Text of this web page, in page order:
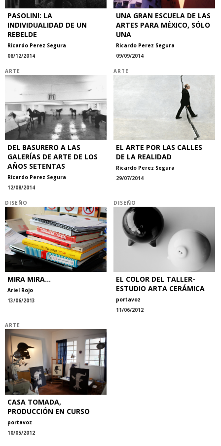
PASOLINI: LA
INDIVIDUALIDAD DE UN
REBELDE
Ricardo Perez Segura
08/12/2014
UNA GRAN ESCUELA DE LAS
ARTES PARA MÉXICO, SÓLO
UNA
Ricardo Perez Segura
09/09/2014
ARTE
DEL BASURERO A LAS
GALERÍAS DE ARTE DE LOS
AÑOS SETENTAS
Ricardo Perez Segura
12/08/2014
ARTE
EL ARTE POR LAS CALLES
DE LA REALIDAD
Ricardo Perez Segura
29/07/2014
DISEÑO
MIRA MIRA...
Ariel Rojo
13/06/2013
DISEÑO
EL COLOR DEL TALLER-
ESTUDIO ARTA CERÁMICA
portavoz
11/06/2012
ARTE
CASA TOMADA,
PRODUCCIÓN EN CURSO
portavoz
10/05/2012